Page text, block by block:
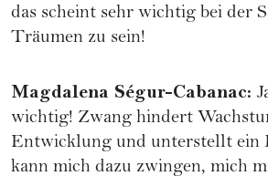
das scheint sehr wichtig bei der
Träumen zu sein!
Magdalena Ségur-Cabanac:
wichtig! Zwang hindert
Entwicklung und unterstellt ein
kann mich dazu zwingen, mich